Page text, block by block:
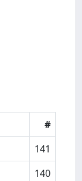
#
141
140